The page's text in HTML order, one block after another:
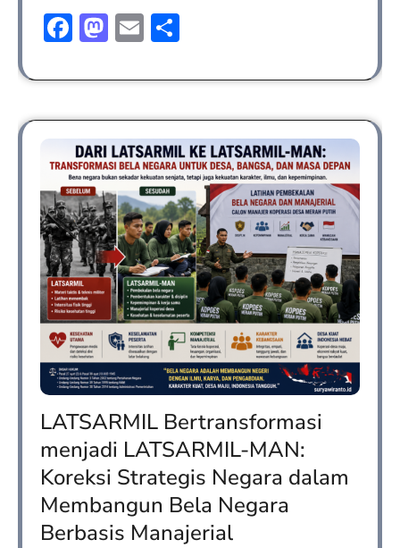
Facebook
Mastodon
Email
LATSARMIL Bertransformasi
menjadi LATSARMIL-MAN:
Koreksi Strategis Negara dalam
Membangun Bela Negara
Berbasis Manajerial